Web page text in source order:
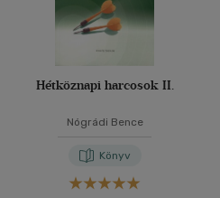
Hétköznapi harcosok II.
Nógrádi Bence
Könyv